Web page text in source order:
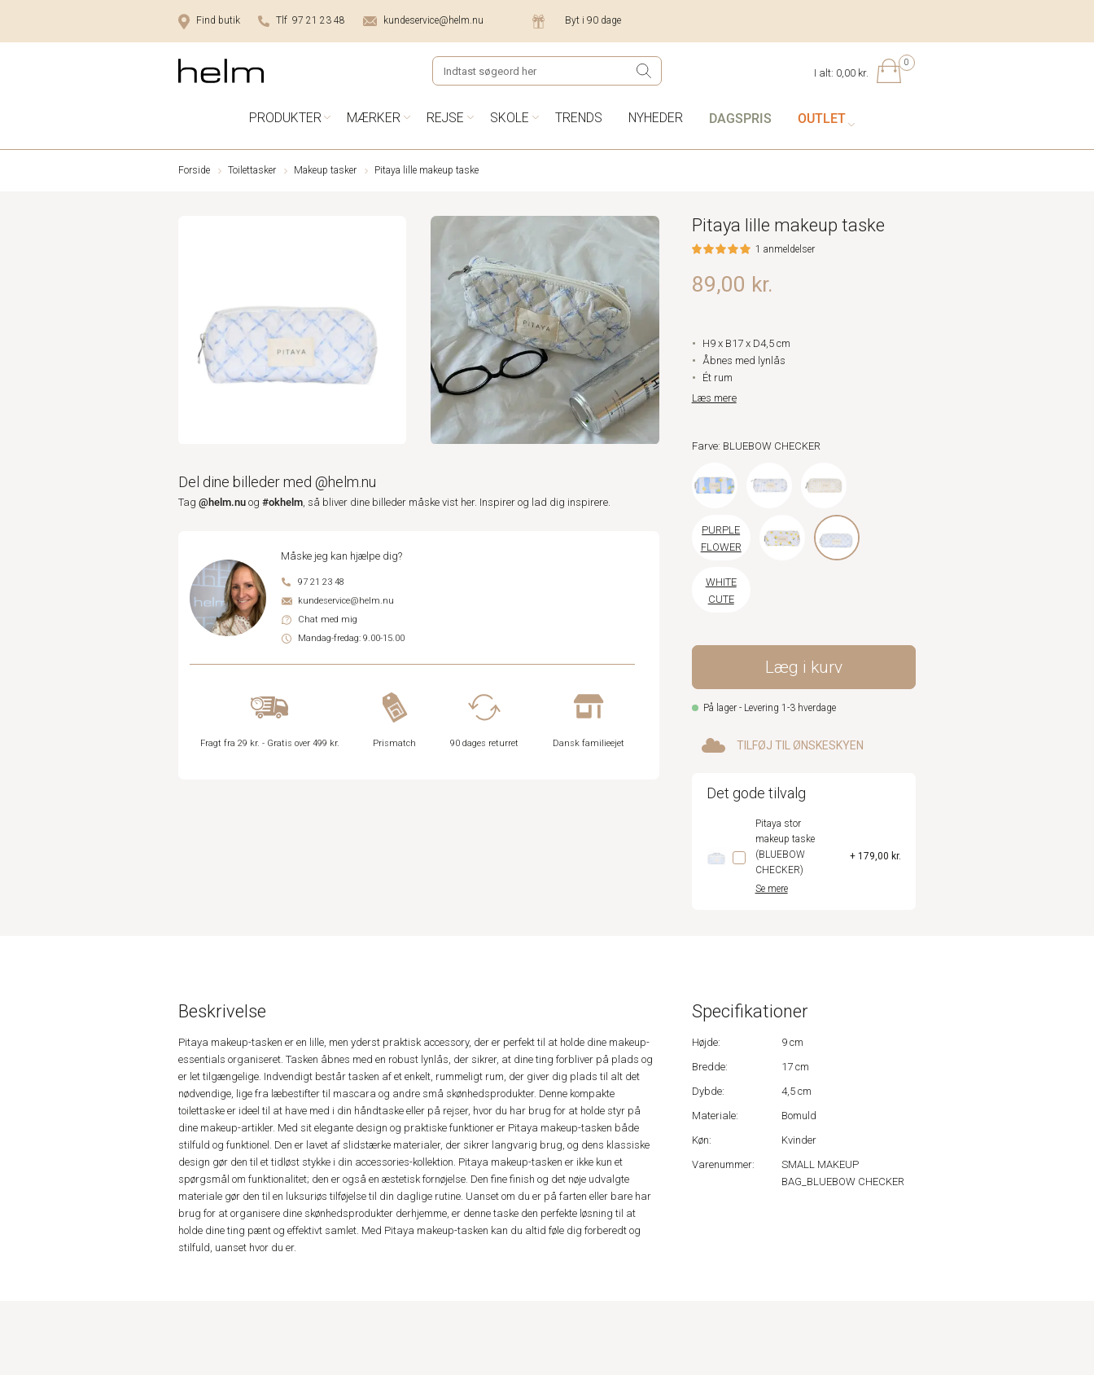
Find butik Tlf 97 21 23 48 kundeservice@helm.nu Byt i 90 dage
0
I alt: 0,00 kr.
PRODUKTER MÆRKER REJSE SKOLE TRENDS NYHEDER DAGSPRIS OUTLET
Forside Toilettasker Makeup tasker Pitaya lille makeup taske
Del dine billeder med @helm.nu
Tag @helm.nu og #okhelm, så bliver dine billeder måske vist her. Inspirer og lad dig inspirere.
Måske jeg kan hjælpe dig?
97 21 23 48
kundeservice@helm.nu
Chat med mig
Mandag-fredag: 9.00-15.00
Fragt fra 29 kr. - Gratis over 499 kr. Prismatch 90 dages returret Dansk familieejet
Pitaya lille makeup taske
1 anmeldelser
89,00 kr.
H9 x B17 x D4,5 cm
Åbnes med lynlås
Ét rum
Læs mere
Farve: BLUEBOW CHECKER
PURPLE
FLOWER
WHITE
CUTE
Læg i kurv
På lager - Levering 1-3 hverdage
TILFØJ TIL ØNSKESKYEN
Det gode tilvalg
Pitaya stor
makeup taske
(BLUEBOW
CHECKER)
Se mere
+ 179,00 kr.
Beskrivelse
Pitaya makeup-tasken er en lille, men yderst praktisk accessory, der er perfekt til at holde dine makeup-
essentials organiseret. Tasken åbnes med en robust lynlås, der sikrer, at dine ting forbliver på plads og
er let tilgængelige. Indvendigt består tasken af et enkelt, rummeligt rum, der giver dig plads til alt det
nødvendige, lige fra læbestifter til mascara og andre små skønhedsprodukter. Denne kompakte
toilettaske er ideel til at have med i din håndtaske eller på rejser, hvor du har brug for at holde styr på
dine makeup-artikler. Med sit elegante design og praktiske funktioner er Pitaya makeup-tasken både
stilfuld og funktionel. Den er lavet af slidstærke materialer, der sikrer langvarig brug, og dens klassiske
design gør den til et tidløst stykke i din accessories-kollektion. Pitaya makeup-tasken er ikke kun et
spørgsmål om funktionalitet; den er også en æstetisk fornøjelse. Den fine finish og det nøje udvalgte
materiale gør den til en luksuriøs tilføjelse til din daglige rutine. Uanset om du er på farten eller bare har
brug for at organisere dine skønhedsprodukter derhjemme, er denne taske den perfekte løsning til at
holde dine ting pænt og effektivt samlet. Med Pitaya makeup-tasken kan du altid føle dig forberedt og
stilfuld, uanset hvor du er.
Specifikationer
Højde:
9 cm
Bredde:
17 cm
Dybde:
4,5 cm
Materiale:
Bomuld
Køn:
Kvinder
Varenummer:
SMALL MAKEUP
BAG_BLUEBOW CHECKER